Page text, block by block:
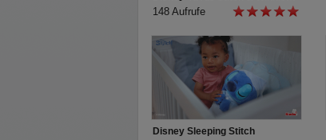
148 Aufrufe
Disney Sleeping Stitch